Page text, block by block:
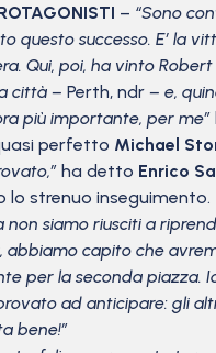
– “Sono
questo successo. E’ la
Qui, poi, ha vinto
città – Perth, ndr – e,
più importante, per me”
perfetto Michael
ha detto Enrico
lo strenuo inseguimento.
non siamo riusciti a
abbiamo capito che
per la seconda piazza.
ad anticipare: gli
bene!”